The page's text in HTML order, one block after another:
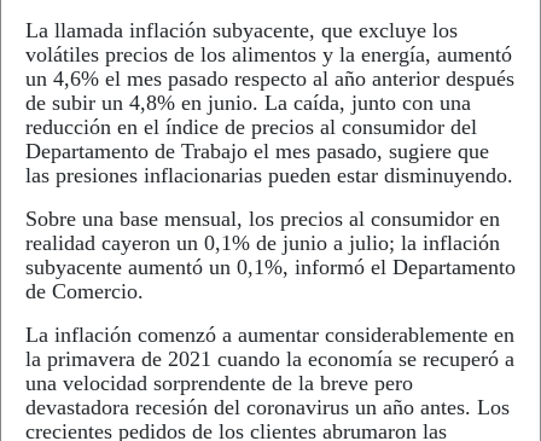
La llamada inflación subyacente, que excluye los
volátiles precios de los alimentos y la energía, aumentó
un 4,6% el mes pasado respecto al año anterior después
de subir un 4,8% en junio. La caída, junto con una
reducción en el índice de precios al consumidor del
Departamento de Trabajo el mes pasado, sugiere que
las presiones inflacionarias pueden estar disminuyendo.
Sobre una base mensual, los precios al consumidor en
realidad cayeron un 0,1% de junio a julio; la inflación
subyacente aumentó un 0,1%, informó el Departamento
de Comercio.
La inflación comenzó a aumentar considerablemente en
la primavera de 2021 cuando la economía se recuperó a
una velocidad sorprendente de la breve pero
devastadora recesión del coronavirus un año antes. Los
crecientes pedidos de los clientes abrumaron las